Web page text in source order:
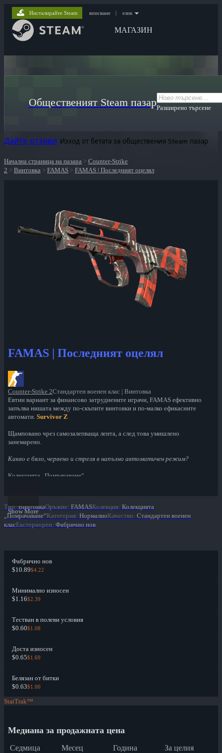
МАГАЗИН
Инсталирайте Steam вписване | език
Общественият Steam пазарРазширено търсене
Дайте отзиви Изход от бетата за обществения Steam пазар
Начална страница на пазара > Counter-Strike
2 > Винтовка > FAMAS > FAMAS | Последният оцелял
FAMAS | Последният оцелял
Counter-Strike 2Стандартен военен клас | Винтовка
Евтин вариант за финансово затруднените играчи, FAMAS ефективно
запълва нишата между по-скъпите винтовки и по-малко ефикасните
автомати. Survivor Z
Щамповано чрез самозалепваща лента, а след това умишлено
занемарено.
Какво е бяло, червено и стреля в напълно автоматичен режим?
Колекцията „Помрачаване“
Show More
Тип: ВинтовкаОръжие: FAMASКолекция: Колекцията
„Помрачаване“Категория: НормалноКачество: Стандартен военен
класЕкстериорен: Фабрично нов
Фабрично нов
$10.89$4.22
Минимално износен
$1.16$2.39
Тестван в полеви условия
$0.60$1.08
Доста износен
$0.65$1.69
Белязан от битки
$0.63$1.00
StatTrak™
Медиана за продажната цена
Седмица Месец Година
За целия